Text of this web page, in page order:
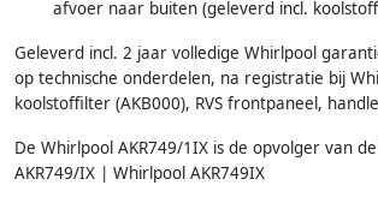
afvoer naar buiten (geleverd incl.
Geleverd incl. 2 jaar volledige Whirlpool
op technische onderdelen, na registratie bij
koolstoffilter (AKB000), RVS frontpaneel,
De Whirlpool AKR749/1IX is de opvolger van
AKR749/IX | Whirlpool AKR749IX